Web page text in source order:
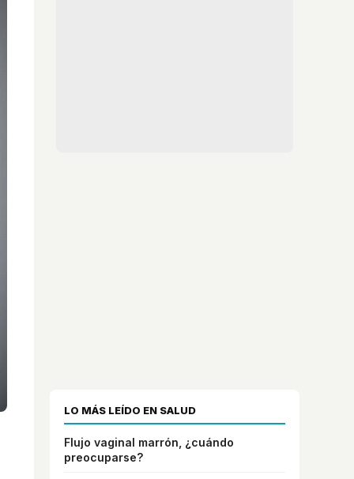
LO MÁS LEÍDO EN SALUD
Flujo vaginal marrón, ¿cuándo
preocuparse?